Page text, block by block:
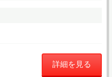
詳細を見る